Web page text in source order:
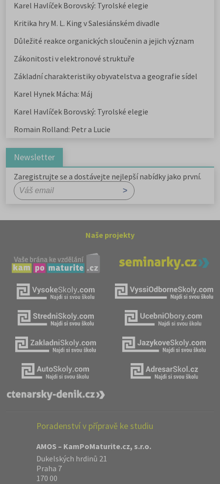
Karel Havlíček Borovský: Tyrolské elegie
Kritika hry M. L. King v Salesiánském divadle
Důležité reakce organických sloučenin a jejich význam
Zákonitosti v elektronové struktuře
Základní charakteristiky obyvatelstva a geografie sídel
Karel Hynek Mácha: Máj
Karel Havlíček Borovský: Tyrolské elegie
Romain Rolland: Petr a Lucie
Newsletter
Zaregistrujte se a dostávejte nejlepší nabídky jako první.
Naše projekty
Poradenství v přípravě ke studiu
AMOS – KamPoMaturite.cz, s.r.o.
Dukelských hrdinů 21
Praha 7
170 00